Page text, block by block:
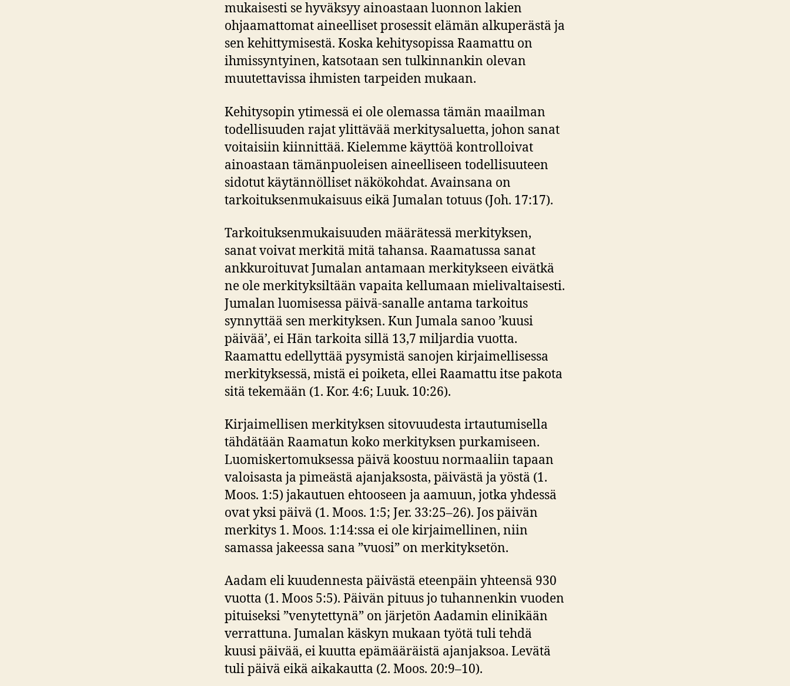
mukaisesti se hyväksyy ainoastaan luonnon lakien
ohjaamattomat aineelliset prosessit elämän alkuperästä ja
sen kehittymisestä. Koska kehitysopissa Raamattu on
ihmissyntyinen, katsotaan sen tulkinnankin olevan
muutettavissa ihmisten tarpeiden mukaan.
Kehitysopin ytimessä ei ole olemassa tämän maailman
todellisuuden rajat ylittävää merkitysaluetta, johon sanat
voitaisiin kiinnittää. Kielemme käyttöä kontrolloivat
ainoastaan tämänpuoleisen aineelliseen todellisuuteen
sidotut käytännölliset näkökohdat. Avainsana on
tarkoituksenmukaisuus eikä Jumalan totuus (Joh. 17:17).
Tarkoituksenmukaisuuden määrätessä merkityksen,
sanat voivat merkitä mitä tahansa. Raamatussa sanat
ankkuroituvat Jumalan antamaan merkitykseen eivätkä
ne ole merkityksiltään vapaita kellumaan mielivaltaisesti.
Jumalan luomisessa päivä-sanalle antama tarkoitus
synnyttää sen merkityksen. Kun Jumala sanoo ’kuusi
päivää’, ei Hän tarkoita sillä 13,7 miljardia vuotta.
Raamattu edellyttää pysymistä sanojen kirjaimellisessa
merkityksessä, mistä ei poiketa, ellei Raamattu itse pakota
sitä tekemään (1. Kor. 4:6; Luuk. 10:26).
Kirjaimellisen merkityksen sitovuudesta irtautumisella
tähdätään Raamatun koko merkityksen purkamiseen.
Luomiskertomuksessa päivä koostuu normaaliin tapaan
valoisasta ja pimeästä ajanjaksosta, päivästä ja yöstä (1.
Moos. 1:5) jakautuen ehtooseen ja aamuun, jotka yhdessä
ovat yksi päivä (1. Moos. 1:5; Jer. 33:25–26). Jos päivän
merkitys 1. Moos. 1:14:ssa ei ole kirjaimellinen, niin
samassa jakeessa sana ”vuosi” on merkityksetön.
Aadam eli kuudennesta päivästä eteenpäin yhteensä 930
vuotta (1. Moos 5:5). Päivän pituus jo tuhannenkin vuoden
pituiseksi ”venytettynä” on järjetön Aadamin elinikään
verrattuna. Jumalan käskyn mukaan työtä tuli tehdä
kuusi päivää, ei kuutta epämääräistä ajanjaksoa. Levätä
tuli päivä eikä aikakautta (2. Moos. 20:9–10).